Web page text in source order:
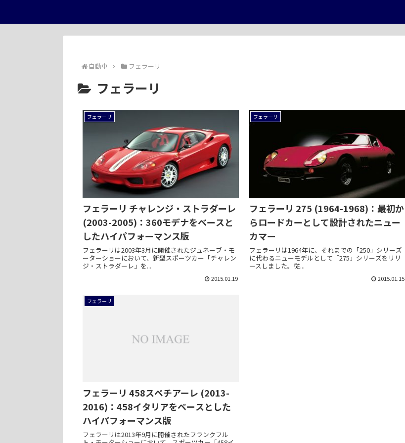
自動車 フェラーリ
フェラーリ
フェラーリ
フェラーリ チャレンジ・ストラダーレ
(2003-2005)：360モデナをベースと
したハイパフォーマンス版
フェラーリは2003年3月に開催されたジュネーブ・モ
ーターショーにおいて、新型スポーツカー「チャレン
ジ・ストラダーレ」を...
2015.01.19
フェラーリ
フェラーリ 275 (1964-1968)：最初か
らロードカーとして設計されたニュー
カマー
フェラーリは1964年に、それまでの「250」シリーズ
に代わるニューモデルとして「275」シリーズをリリ
ースしました。従...
2015.01.15
フェラーリ
フェラーリ 458スペチアーレ (2013-
2016)：458イタリアをベースとした
ハイパフォーマンス版
フェラーリは2013年9月に開催されたフランクフル